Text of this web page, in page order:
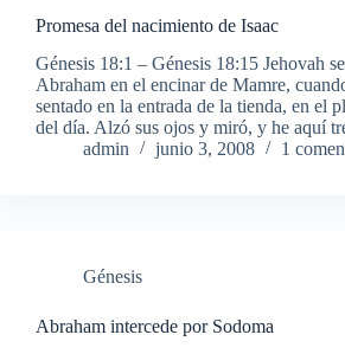
Promesa del nacimiento de Isaac
Génesis 18:1 – Génesis 18:15 Jehovah
Abraham en el encinar de Mamre,
sentado en la entrada de la tienda, en el
del día. Alzó sus ojos y miró, y he aquí
admin
junio 3, 2008 1
Génesis
Abraham intercede por Sodoma